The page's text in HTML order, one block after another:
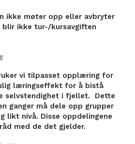
ikke møter opp eller avbryter
ikke tur-/kursavgiften
vi tilpasset opplæring for
læringseffekt for å bistå
selvstendighet i fjellet. Dette
ganger må dele opp grupper
likt nivå. Disse oppdelingene
med de det gjelder.